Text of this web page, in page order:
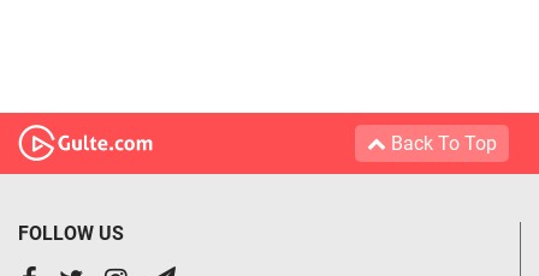
Back To Top
FOLLOW US